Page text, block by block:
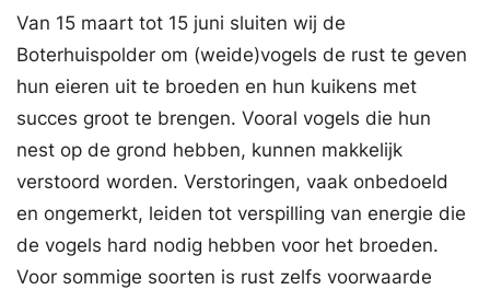
Van 15 maart tot 15 juni sluiten wij de
Boterhuispolder om (weide)vogels de rust te geven
hun eieren uit te broeden en hun kuikens met
succes groot te brengen. Vooral vogels die hun
nest op de grond hebben, kunnen makkelijk
verstoord worden. Verstoringen, vaak onbedoeld
en ongemerkt, leiden tot verspilling van energie die
de vogels hard nodig hebben voor het broeden.
Voor sommige soorten is rust zelfs voorwaarde